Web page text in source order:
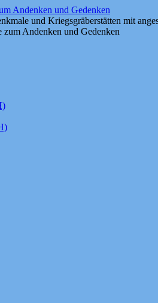
Andenken und Gedenken
und Kriegsgräberstätten mit